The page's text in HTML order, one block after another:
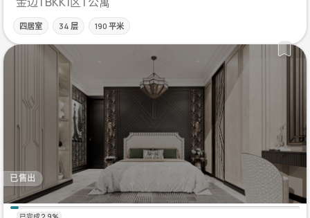
四居室 34 层 190 平米
已售出